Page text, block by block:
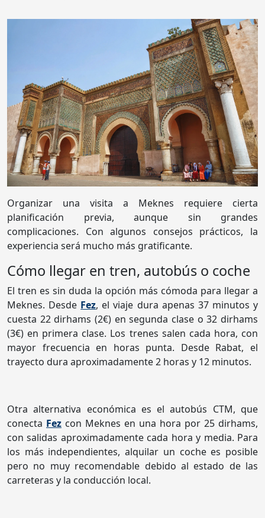
Organizar una visita a Meknes requiere cierta
planificación previa, aunque sin grandes
complicaciones. Con algunos consejos prácticos, la
experiencia será mucho más gratificante.
Cómo llegar en tren, autobús o coche
El tren es sin duda la opción más cómoda para llegar a
Meknes. Desde Fez, el viaje dura apenas 37 minutos y
cuesta 22 dirhams (2€) en segunda clase o 32 dirhams
(3€) en primera clase. Los trenes salen cada hora, con
mayor frecuencia en horas punta. Desde Rabat, el
trayecto dura aproximadamente 2 horas y 12 minutos.
Otra alternativa económica es el autobús CTM, que
conecta Fez con Meknes en una hora por 25 dirhams,
con salidas aproximadamente cada hora y media. Para
los más independientes, alquilar un coche es posible
pero no muy recomendable debido al estado de las
carreteras y la conducción local.